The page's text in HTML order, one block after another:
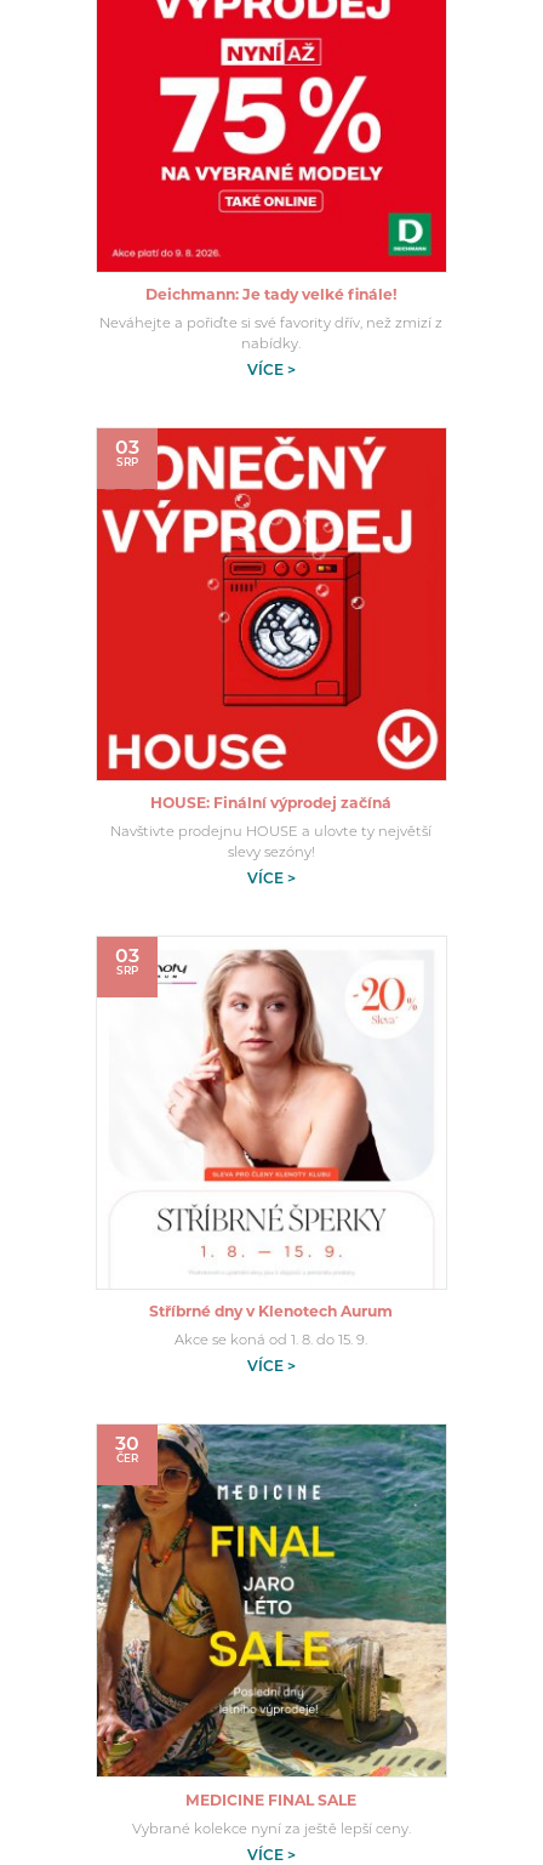
Deichmann: Je tady velké finále!
Neváhejte a pořiďte si své favority dřív, než zmizí z
nabídky.
VÍCE >
03
SRP
HOUSE: Finální výprodej začíná
Navštivte prodejnu HOUSE a ulovte ty největší
slevy sezóny!
VÍCE >
03
SRP
Stříbrné dny v Klenotech Aurum
Akce se koná od 1. 8. do 15. 9.
VÍCE >
30
ČER
MEDICINE FINAL SALE
Vybrané kolekce nyní za ještě lepší ceny.
VÍCE >